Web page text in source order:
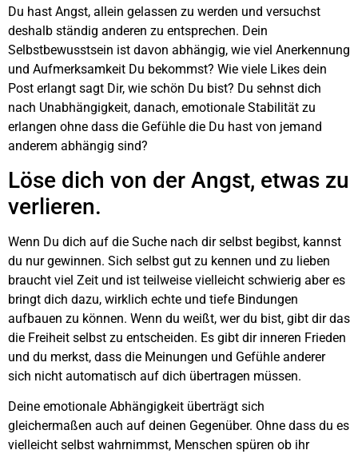
Du hast Angst, allein gelassen zu werden und versuchst
deshalb ständig anderen zu entsprechen. Dein
Selbstbewusstsein ist davon abhängig, wie viel Anerkennung
und Aufmerksamkeit Du bekommst? Wie viele Likes dein
Post erlangt sagt Dir, wie schön Du bist? Du sehnst dich
nach Unabhängigkeit, danach, emotionale Stabilität zu
erlangen ohne dass die Gefühle die Du hast von jemand
anderem abhängig sind?
Löse dich von der Angst, etwas zu
verlieren.
Wenn Du dich auf die Suche nach dir selbst begibst, kannst
du nur gewinnen. Sich selbst gut zu kennen und zu lieben
braucht viel Zeit und ist teilweise vielleicht schwierig aber es
bringt dich dazu, wirklich echte und tiefe Bindungen
aufbauen zu können. Wenn du weißt, wer du bist, gibt dir das
die Freiheit selbst zu entscheiden. Es gibt dir inneren Frieden
und du merkst, dass die Meinungen und Gefühle anderer
sich nicht automatisch auf dich übertragen müssen.
Deine emotionale Abhängigkeit überträgt sich
gleichermaßen auch auf deinen Gegenüber. Ohne dass du es
vielleicht selbst wahrnimmst, Menschen spüren ob ihr